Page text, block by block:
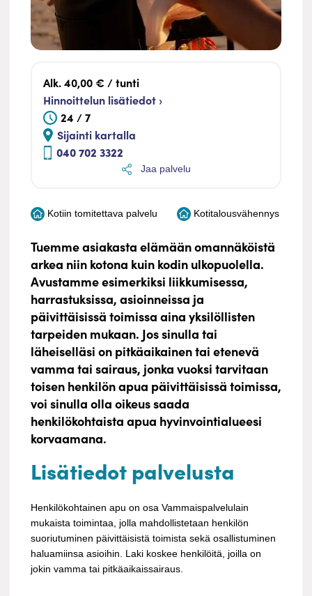
Alk. 40,00 € / tunti
Hinnoittelun lisätiedot ›
24 / 7
Sijainti kartalla
040 702 3322
Jaa palvelu
Kotiin tomitettava palvelu Kotitalousvähennys
Tuemme asiakasta elämään omannäköistä
arkea niin kotona kuin kodin ulkopuolella.
Avustamme esimerkiksi liikkumisessa,
harrastuksissa, asioinneissa ja
päivittäisissä toimissa aina yksilöllisten
tarpeiden mukaan. Jos sinulla tai
läheiselläsi on pitkäaikainen tai etenevä
vamma tai sairaus, jonka vuoksi tarvitaan
toisen henkilön apua päivittäisissä toimissa,
voi sinulla olla oikeus saada
henkilökohtaista apua hyvinvointialueesi
korvaamana.
Lisätiedot palvelusta
Henkilökohtainen apu on osa Vammaispalvelulain
mukaista toimintaa, jolla mahdollistetaan henkilön
suoriutuminen päivittäisistä toimista sekä osallistuminen
haluamiinsa asioihin. Laki koskee henkilöitä, joilla on
jokin vamma tai pitkäaikaissairaus.